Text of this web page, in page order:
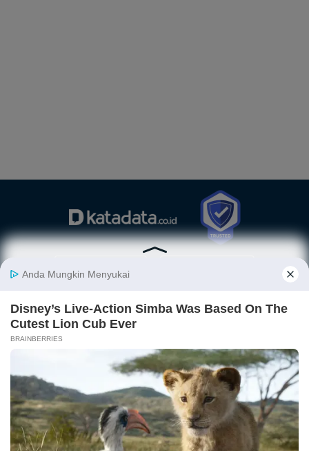
Berita
Nasional
Industri
Finansial
Makro
Korporasi
Digital
Startup
Gadget
Teknologi
Ekonopedia
Profil
Istilah
Ekonomi
Ekonomi
Hijau
Energi Baru
Jurnalisme
Data
Infografik
In-Depth &
Opini
Telaah
Video
News
Wawancara